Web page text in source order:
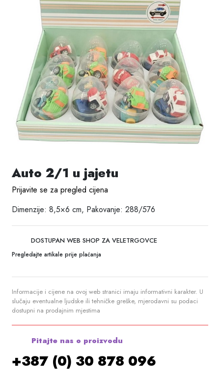
Auto 2/1 u jajetu
Prijavite se za pregled cijena
Dimenzije: 8,5×6 cm, Pakovanje: 288/576
DOSTUPAN WEB SHOP ZA VELETRGOVCE
Pregledajte artikale prije plaćanja
Informacije i cijene na ovoj web stranici imaju informativni karakter. U
slučaju eventualne ljudske ili tehničke greške, mjerodavni su podaci
dostupni na prodajnim mjestima
Pitajte nas o proizvodu
+387 (0) 30 878 096